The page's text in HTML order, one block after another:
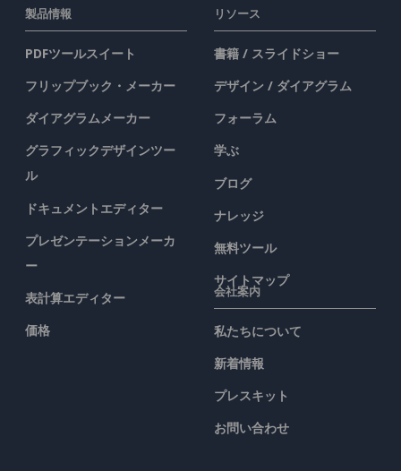
製品情報
PDFツールスイート
フリップブック・メーカー
ダイアグラムメーカー
グラフィックデザインツー
ル
ドキュメントエディター
プレゼンテーションメーカ
ー
表計算エディター
価格
リソース
書籍 / スライドショー
デザイン / ダイアグラム
フォーラム
学ぶ
ブログ
ナレッジ
無料ツール
サイトマップ
会社案内
私たちについて
新着情報
プレスキット
お問い合わせ